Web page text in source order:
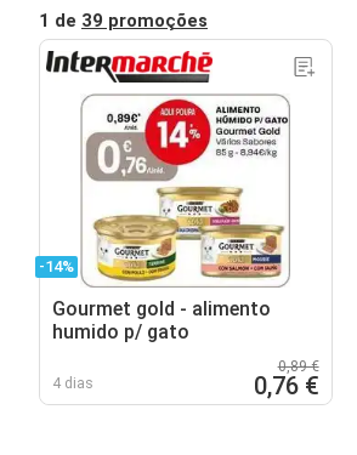
1 de 39 promoções
-14%
Gourmet gold - alimento
humido p/ gato
4 dias
0,89 €
0,76 €